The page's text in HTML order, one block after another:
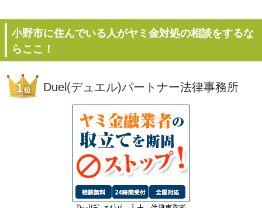
小野市に住んでいる人がヤミ金対処の相談をするな
らここ！
Duel(デュエル)パートナー法律事務所